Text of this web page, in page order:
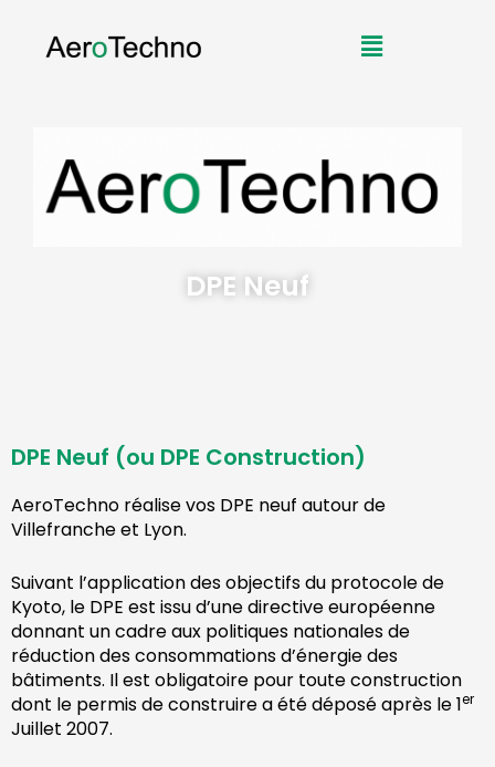
Menu
DPE Neuf
DPE Neuf (ou DPE Construction)
AeroTechno réalise vos DPE neuf autour de
Villefranche et Lyon.
Suivant l’application des objectifs du protocole de
Kyoto, le DPE est issu d’une directive européenne
donnant un cadre aux politiques nationales de
réduction des consommations d’énergie des
bâtiments. Il est obligatoire pour toute construction
dont le permis de construire a été déposé après le 1er
Juillet 2007.